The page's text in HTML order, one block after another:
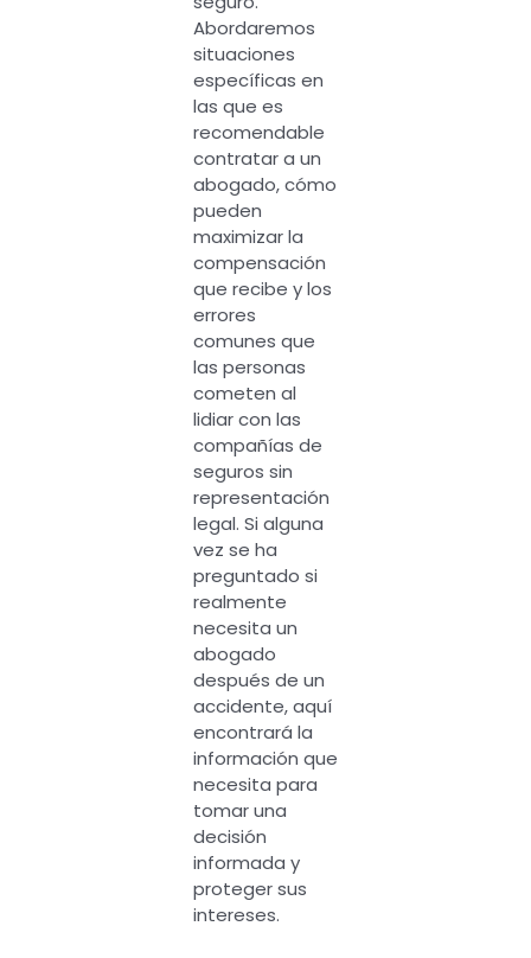
Abordaremos
situaciones
específicas en
las que es
recomendable
contratar a un
abogado, cómo
pueden
maximizar la
compensación
que recibe y los
errores
comunes que
las personas
cometen al
lidiar con las
compañías de
seguros sin
representación
legal. Si alguna
vez se ha
preguntado si
realmente
necesita un
abogado
después de un
accidente, aquí
encontrará la
información que
necesita para
tomar una
decisión
informada y
proteger sus
intereses.